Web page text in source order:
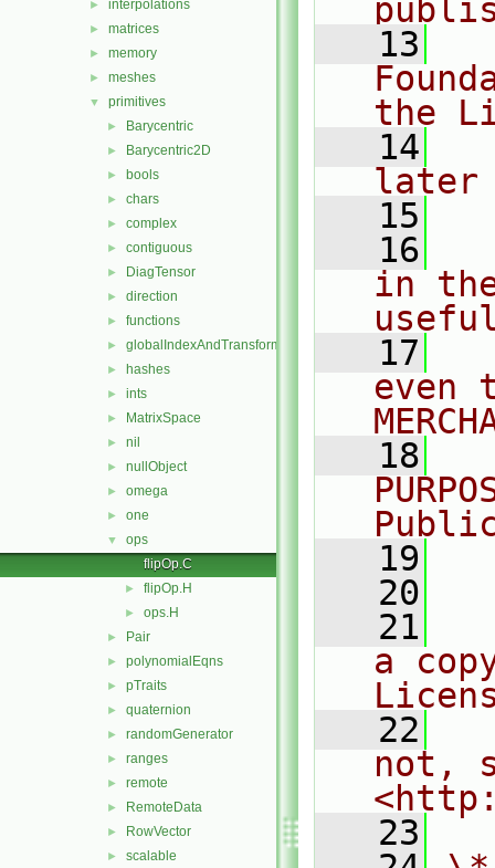
► interpolations
► matrices
► memory
► meshes
▼ primitives
► Barycentric
► Barycentric2D
► bools
► chars
► complex
► contiguous
► DiagTensor
► direction
► functions
► globalIndexAndTransform
► hashes
► ints
► MatrixSpace
► nil
► nullObject
► omega
► one
▼
ops
flipOp.C
► flipOp.H
► ops.H
► Pair
► polynomialEqns
► pTraits
► quaternion
► randomGenerator
► ranges
► remote
► RemoteData
► RowVector
► scalable
   13
the
   14
later
   15
   16
in
   17
even
   18
   19
   20
   21
a
   22
not,
   23